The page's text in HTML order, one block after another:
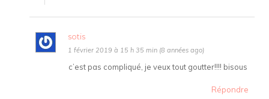
sotis
1 février 2019 à 15 h 35 min (8 années ago)
c’est pas compliqué, je veux tout goutter!!!! bisous
Répondre